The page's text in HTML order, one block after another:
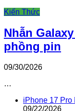
Kiến Thức
Nhẫn
phồng pin
09/30/2026
…
iPhone 17 Pro
09/22/2026